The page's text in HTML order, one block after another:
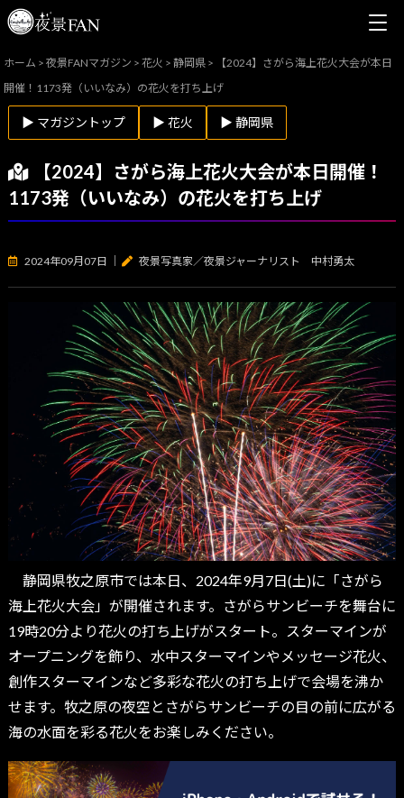
ホーム >夜景FANマガジン >花火 >静岡県 >
【2024】さがら海上花火大会が本日
開催！1173発（いいなみ）の花火を打ち上げ
▶ マガジントップ ▶ 花火 ▶ 静岡県
【2024】さがら海上花火大会が本日開催！
1173発（いいなみ）の花火を打ち上げ
2024年09月07日 夜景写真家／夜景ジャーナリスト 中村勇太
静岡県牧之原市では本日、2024年9月7日(土)に「さがら
海上花火大会」が開催されます。さがらサンビーチを舞台に
19時20分より花火の打ち上げがスタート。スターマインが
オープニングを飾り、水中スターマインやメッセージ花火、
創作スターマインなど多彩な花火の打ち上げで会場を沸か
せます。牧之原の夜空とさがらサンビーチの目の前に広がる
海の水面を彩る花火をお楽しみください。